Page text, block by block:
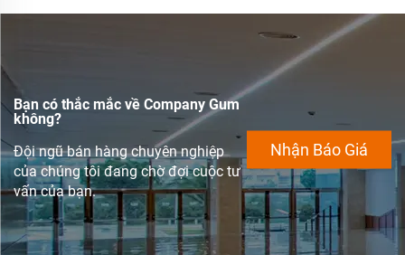
Bạn có thắc mắc về Company Gum
không?
Đội ngũ bán hàng chuyên nghiệp
của chúng tôi đang chờ đợi cuộc tư
vấn của bạn.
Nhận Báo Giá